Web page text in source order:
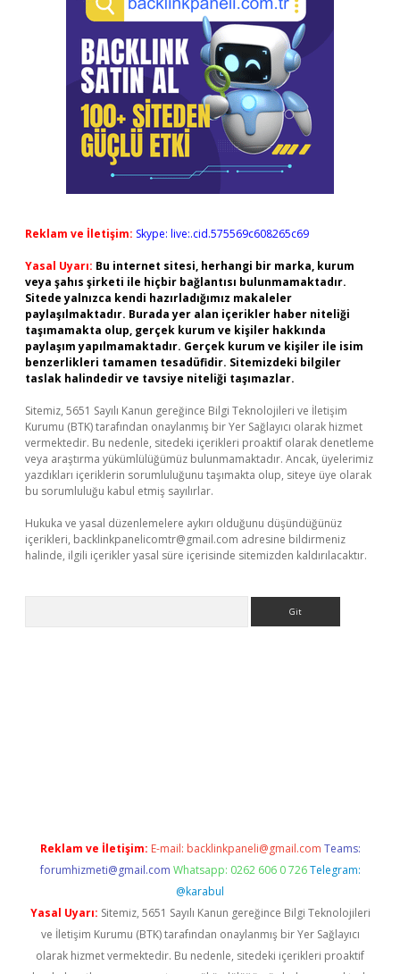
Reklam ve İletişim: Skype: live:.cid.575569c608265c69
Yasal Uyarı: Bu internet sitesi, herhangi bir marka, kurum
veya şahıs şirketi ile hiçbir bağlantısı bulunmamaktadır.
Sitede yalnızca kendi hazırladığımız makaleler
paylaşılmaktadır. Burada yer alan içerikler haber niteliği
taşımamakta olup, gerçek kurum ve kişiler hakkında
paylaşım yapılmamaktadır. Gerçek kurum ve kişiler ile isim
benzerlikleri tamamen tesadüfidir. Sitemizdeki bilgiler
taslak halindedir ve tavsiye niteliği taşımazlar.
Sitemiz, 5651 Sayılı Kanun gereğince Bilgi Teknolojileri ve İletişim
Kurumu (BTK) tarafından onaylanmış bir Yer Sağlayıcı olarak hizmet
vermektedir. Bu nedenle, sitedeki içerikleri proaktif olarak denetleme
veya araştırma yükümlülüğümüz bulunmamaktadır. Ancak, üyelerimiz
yazdıkları içeriklerin sorumluluğunu taşımakta olup, siteye üye olarak
bu sorumluluğu kabul etmiş sayılırlar.
Hukuka ve yasal düzenlemelere aykırı olduğunu düşündüğünüz
içerikleri, backlinkpanelicomtr@gmail.com adresine bildirmeniz
halinde, ilgili içerikler yasal süre içerisinde sitemizden kaldırılacaktır.
Reklam ve İletişim: E-mail: backlinkpaneli@gmail.com Teams:
forumhizmeti@gmail.com Whatsapp: 0262 606 0 726 Telegram:
@karabul
Yasal Uyarı: Sitemiz, 5651 Sayılı Kanun gereğince Bilgi Teknolojileri
ve İletişim Kurumu (BTK) tarafından onaylanmış bir Yer Sağlayıcı
olarak hizmet vermektedir. Bu nedenle, sitedeki içerikleri proaktif